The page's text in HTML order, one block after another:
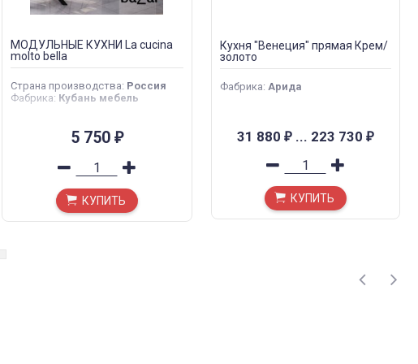
МОДУЛЬНЫЕ КУХНИ La cucina
molto bella
Страна производства: Россия
Фабрика: Кубань мебель
5 750 ₽
КУПИТЬ
Кухня "Венеция" прямая Крем/
золото
Фабрика: Арида
31 880 ₽... 223 730 ₽
КУПИТЬ